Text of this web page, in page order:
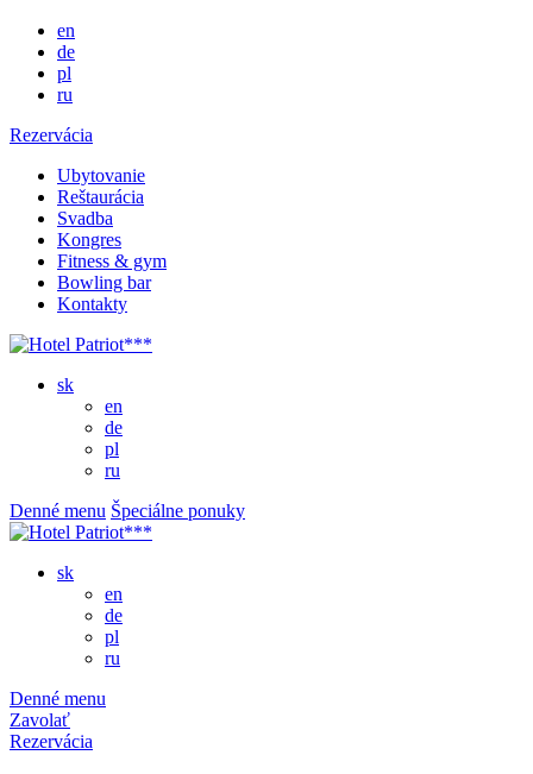
en
de
pl
ru
Rezervácia
Ubytovanie
Reštaurácia
Svadba
Kongres
Fitness & gym
Bowling bar
Kontakty
sk
en
de
pl
ru
Denné menu Špeciálne ponuky
sk
en
de
pl
ru
Denné menu
Zavolať
Rezervácia